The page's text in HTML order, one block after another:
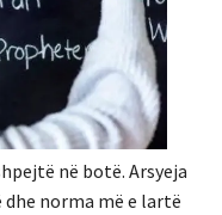
në botë. Arsyeja
dhe norma më e lartë